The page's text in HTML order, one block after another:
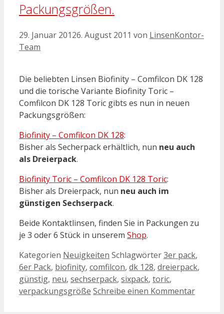
Packungsgrößen.
29. Januar 20126. August 2011 von LinsenKontor-
Team
Die beliebten Linsen Biofinity – Comfilcon DK 128
und die torische Variante Biofinity Toric –
Comfilcon DK 128 Toric gibts es nun in neuen
Packungsgrößen:
Biofinity – Comfilcon DK 128:
Bisher als Secherpack erhältlich, nun neu auch
als Dreierpack.
Biofinity Toric – Comfilcon DK 128 Toric:
Bisher als Dreierpack, nun neu auch im
günstigen Sechserpack.
Beide Kontaktlinsen, finden Sie in Packungen zu
je 3 oder 6 Stück in unserem Shop.
Kategorien Neuigkeiten Schlagwörter3er pack,
6er Pack, biofinity, comfilcon, dk 128, dreierpack,
günstig, neu, sechserpack, sixpack, toric,
verpackungsgröße Schreibe einen Kommentar